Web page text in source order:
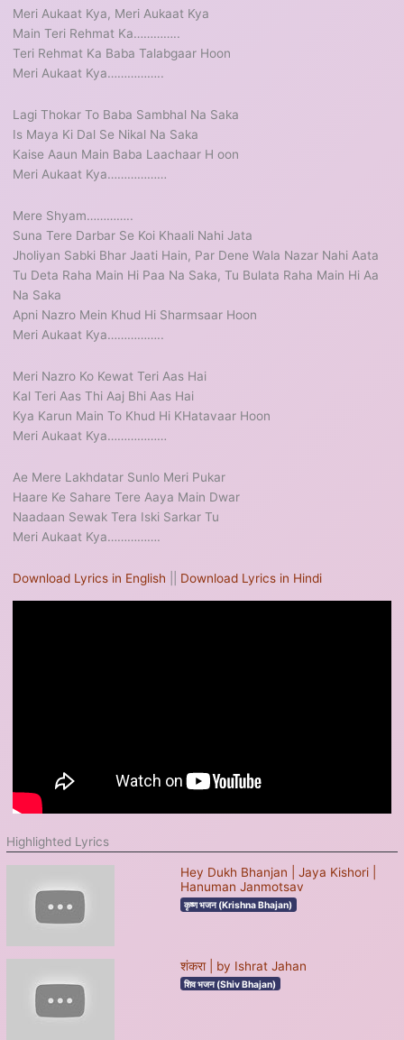
Meri Aukaat Kya, Meri Aukaat Kya
Main Teri Rehmat Ka…………..
Teri Rehmat Ka Baba Talabgaar Hoon
Meri Aukaat Kya……………..
Lagi Thokar To Baba Sambhal Na Saka
Is Maya Ki Dal Se Nikal Na Saka
Kaise Aaun Main Baba Laachaar H oon
Meri Aukaat Kya………………
Mere Shyam…………..
Suna Tere Darbar Se Koi Khaali Nahi Jata
Jholiyan Sabki Bhar Jaati Hain, Par Dene Wala Nazar Nahi Aata
Tu Deta Raha Main Hi Paa Na Saka, Tu Bulata Raha Main Hi Aa
Na Saka
Apni Nazro Mein Khud Hi Sharmsaar Hoon
Meri Aukaat Kya……………..
Meri Nazro Ko Kewat Teri Aas Hai
Kal Teri Aas Thi Aaj Bhi Aas Hai
Kya Karun Main To Khud Hi KHatavaar Hoon
Meri Aukaat Kya………………
Ae Mere Lakhdatar Sunlo Meri Pukar
Haare Ke Sahare Tere Aaya Main Dwar
Naadaan Sewak Tera Iski Sarkar Tu
Meri Aukaat Kya…………….
Download Lyrics in English Download Lyrics in Hindi
Highlighted Lyrics
Hey Dukh Bhanjan | Jaya Kishori |
Hanuman Janmotsav
कृष्ण भजन (Krishna Bhajan)
शंकरा | by Ishrat Jahan
शिव भजन (Shiv Bhajan)